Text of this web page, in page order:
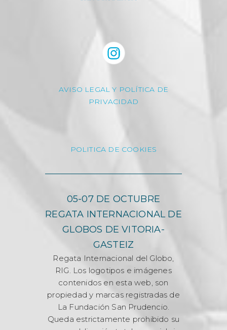
AVISO LEGAL Y POLÍTICA DE
PRIVACIDAD
POLITICA DE COOKIES
05-07 DE OCTUBRE
REGATA INTERNACIONAL DE
GLOBOS DE VITORIA-
GASTEIZ
Regata Internacional del Globo,
RIG. Los logotipos e imágenes
contenidos en esta web, son
propiedad y marcas registradas de
La Fundación San Prudencio.
Queda estrictamente prohibido su